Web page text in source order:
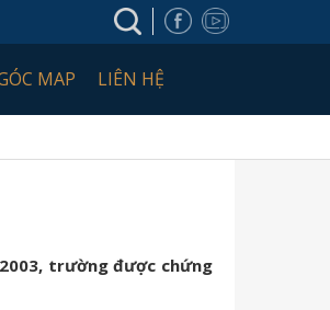
MAP LIÊN HỆ
trường được chứng